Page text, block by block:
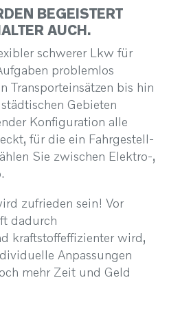
BEGEISTERT
AUCH.
schwerer Lkw für
problemlos
Transporteinsätzen bis hin
Gebieten
Konfiguration alle
für die ein Fahrgestell-
Sie zwischen Elektro-,
zufrieden sein! Vor
dadurch
kraftstoffeffizienter wird,
Anpassungen
mehr Zeit und Geld